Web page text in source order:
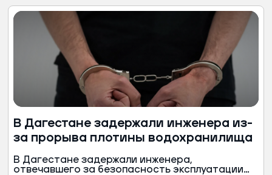
В Дагестане задержали инженера из-
за прорыва плотины водохранилища
В Дагестане задержали инженера,
отвечавшего за безопасность эксплуатации